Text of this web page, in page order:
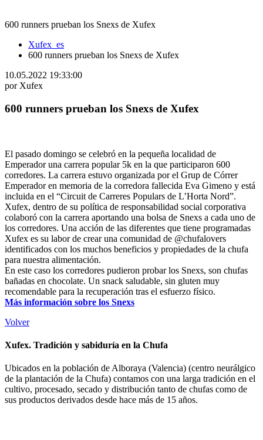
600 runners prueban los Snexs de Xufex
Xufex_es
600 runners prueban los Snexs de Xufex
10.05.2022 19:33:00
por Xufex
600 runners prueban los Snexs de Xufex
El pasado domingo se celebró en la pequeña localidad de
Emperador una carrera popular 5k en la que participaron 600
corredores. La carrera estuvo organizada por el Grup de Córrer
Emperador en memoria de la corredora fallecida Eva Gimeno y está
incluida en el “Circuit de Carreres Populars de L’Horta Nord”.
Xufex, dentro de su política de responsabilidad social corporativa
colaboró con la carrera aportando una bolsa de Snexs a cada uno de
los corredores. Una acción de las diferentes que tiene programadas
Xufex es su labor de crear una comunidad de @chufalovers
identificados con los muchos beneficios y propiedades de la chufa
para nuestra alimentación.
En este caso los corredores pudieron probar los Snexs, son chufas
bañadas en chocolate. Un snack saludable, sin gluten muy
recomendable para la recuperación tras el esfuerzo físico.
Más información sobre los Snexs
Volver
Xufex. Tradición y sabiduría en la Chufa
Ubicados en la población de Alboraya (Valencia) (centro neurálgico
de la plantación de la Chufa) contamos con una larga tradición en el
cultivo, procesado, secado y distribución tanto de chufas como de
sus productos derivados desde hace más de 15 años.